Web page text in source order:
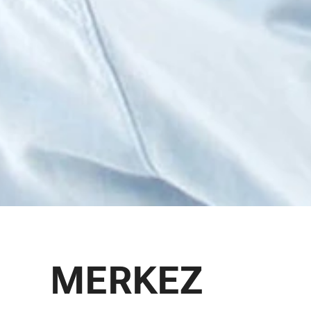
MERKEZ